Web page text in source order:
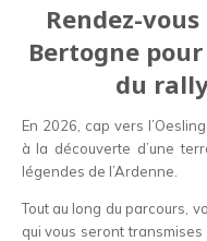
Rendez-
Bertogne
du
En 2026, cap vers
à la découverte d’une
légendes de l’Ardenne.
Tout au long du parcours,
qui vous seront